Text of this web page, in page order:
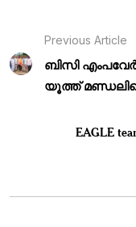
Previous Article
ബിസി
യൂത്ത്
EAGLE